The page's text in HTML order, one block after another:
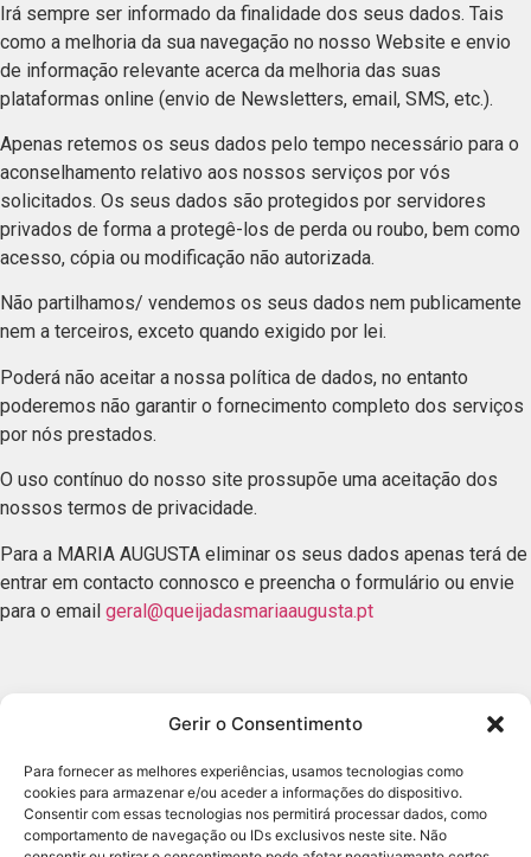
Gerir o Consentimento
Para fornecer as melhores experiências, usamos tecnologias como
cookies para armazenar e/ou aceder a informações do dispositivo.
Consentir com essas tecnologias nos permitirá processar dados, como
comportamento de navegação ou IDs exclusivos neste site. Não
Irá sempre ser informado da finalidade dos seus dados. Tais
como a melhoria da sua navegação no nosso Website e envio
de informação relevante acerca da melhoria das suas
plataformas online (envio de Newsletters, email, SMS, etc.).
Apenas retemos os seus dados pelo tempo necessário para o
aconselhamento relativo aos nossos serviços por vós
solicitados. Os seus dados são protegidos por servidores
privados de forma a protegê-los de perda ou roubo, bem como
acesso, cópia ou modificação não autorizada.
Não partilhamos/ vendemos os seus dados nem publicamente
nem a terceiros, exceto quando exigido por lei.
Poderá não aceitar a nossa política de dados, no entanto
poderemos não garantir o fornecimento completo dos serviços
por nós prestados.
O uso contínuo do nosso site prossupõe uma aceitação dos
nossos termos de privacidade.
Para a MARIA AUGUSTA eliminar os seus dados apenas terá de
entrar em contacto connosco e preencha o formulário ou envie
para o email geral@queijadasmariaaugusta.pt